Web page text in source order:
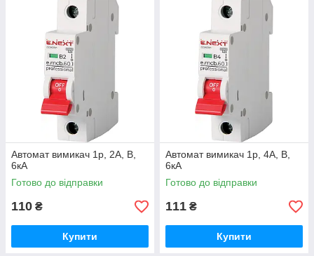
Автомат вимикач 1р, 2А, В,
6кА
Готово до відправки
110 ₴
Купити
Автомат вимикач 1р, 4А, В,
6кА
Готово до відправки
111 ₴
Купити